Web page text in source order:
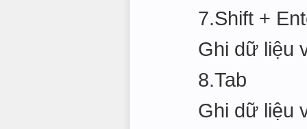
7.Shift +
Ghi dữ liệu
8.Tab
Ghi dữ liệu